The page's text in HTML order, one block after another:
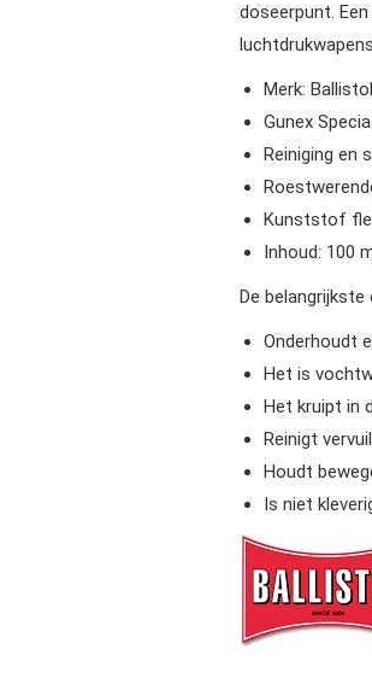
doseerpunt.
Merk: Ballistol
Gunex
Reiniging en
Kunststof
Inhoud: 100
De belangrijkste
Onderhoudt
Het is
Het kruipt in
Reinigt
Houdt
Is niet